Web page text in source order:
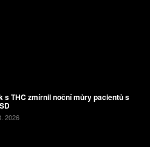
s THC zmírnil noční můry pacientů s
2026